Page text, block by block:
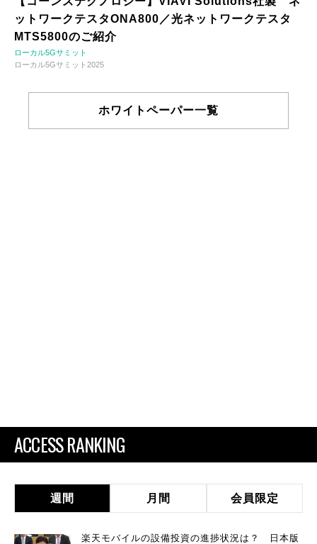
ットワークテスタONA800／光ネットワークテスタ
MTS5800のご紹介
ローカル5Gサミット
ローカル5Gサミット2025
ホワイトペーパー一覧
ACCESS RANKING
週間 月間 会員限定
楽天モバイルの設備投資の進捗状況は？ 日本版